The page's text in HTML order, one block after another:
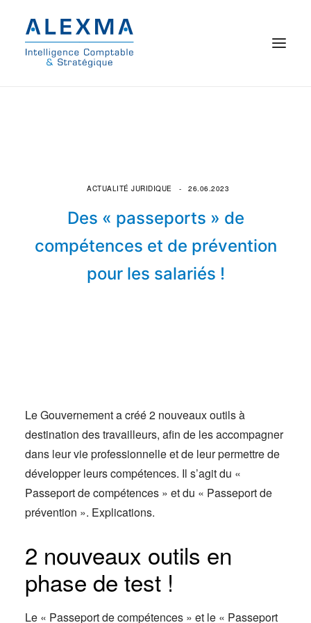
On parle de nous
Qui sommes-nous ?
© 2021 Alexma
Des « passeports » de
compétences et de prévention
pour les salariés !
26.06.2023
ACTUALITÉ JURIDIQUE
Le Gouvernement a créé 2 nouveaux outils à
destination des travailleurs, afin de les accompagner
dans leur vie professionnelle et de leur permettre de
développer leurs compétences. Il s’agit du «
Passeport de compétences » et du « Passeport de
prévention ». Explications.
2 nouveaux outils en
phase de test !
Le « Passeport de compétences » et le « Passeport